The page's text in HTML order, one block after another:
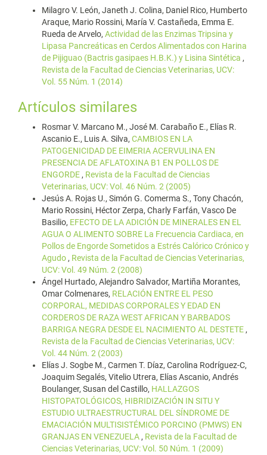
Milagro V. León, Janeth J. Colina, Daniel Rico, Humberto
Araque, Mario Rossini, María V. Castañeda, Emma E.
Rueda de Arvelo, Actividad de las Enzimas Tripsina y
Lipasa Pancreáticas en Cerdos Alimentados con Harina
de Pijiguao (Bactris gasipaes H.B.K.) y Lisina Sintética ,
Revista de la Facultad de Ciencias Veterinarias, UCV:
Vol. 55 Núm. 1 (2014)
Artículos similares
Rosmar V. Marcano M., José M. Carabaño E., Elías R.
Ascanio E., Luis A. Silva, CAMBIOS EN LA
PATOGENICIDAD DE EIMERIA ACERVULINA EN
PRESENCIA DE AFLATOXINA B1 EN POLLOS DE
ENGORDE, Revista de la Facultad de Ciencias
Veterinarias, UCV: Vol. 46 Núm. 2 (2005)
Jesús A. Rojas U., Simón G. Comerma S., Tony Chacón,
Mario Rossini, Héctor Zerpa, Charly Farfán, Vasco De
Basilio, EFECTO DE LA ADICIÓN DE MINERALES EN EL
AGUA O ALIMENTO SOBRE La Frecuencia Cardiaca, en
Pollos de Engorde Sometidos a Estrés Calórico Crónico y
Agudo, Revista de la Facultad de Ciencias Veterinarias,
UCV: Vol. 49 Núm. 2 (2008)
Ángel Hurtado, Alejandro Salvador, Martiña Morantes,
Omar Colmenares, RELACIÓN ENTRE EL PESO
CORPORAL, MEDIDAS CORPORALES Y EDAD EN
CORDEROS DE RAZA WEST AFRICAN Y BARBADOS
BARRIGA NEGRA DESDE EL NACIMIENTO AL DESTETE,
Revista de la Facultad de Ciencias Veterinarias, UCV:
Vol. 44 Núm. 2 (2003)
Elías J. Sogbe M., Carmen T. Díaz, Carolina Rodríguez-C,
Joaquim Segalés, Vitelio Utrera, Elías Ascanio, Andrés
Boulanger, Susan del Castillo, HALLAZGOS
HISTOPATOLÓGICOS, HIBRIDIZACIÓN IN SITU Y
ESTUDIO ULTRAESTRUCTURAL DEL SÍNDROME DE
EMACIACIÓN MULTISISTÉMICO PORCINO (PMWS) EN
GRANJAS EN VENEZUELA, Revista de la Facultad de
Ciencias Veterinarias, UCV: Vol. 50 Núm. 1 (2009)